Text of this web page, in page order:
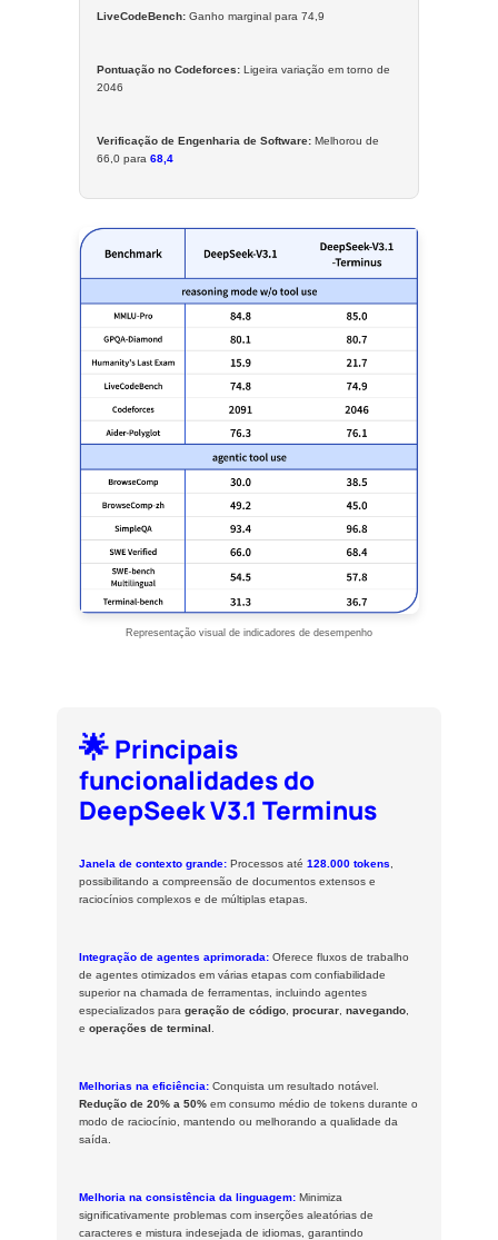
LiveCodeBench: Ganho marginal para 74,9
Pontuação no Codeforces: Ligeira variação em torno de
2046
Verificação de Engenharia de Software: Melhorou de
66,0 para68,4
Representação visual de indicadores de desempenho
🌟Principais
funcionalidades do
DeepSeek V3.1 Terminus
Janela de contexto grande: Processos até128.000 tokens
possibilitando a compreensão de documentos extensos e
raciocínios complexos e de múltiplas etapas.
Integração de agentes aprimorada: Oferece fluxos de trabalho
de agentes otimizados em várias etapas com confiabilidade
superior na chamada de ferramentas, incluindo agentes
especializados parageração de código ,procurar ,navegando
eoperações de terminal
Melhorias na eficiência: Conquista um resultado notável.
Redução de 20% a 50% em consumo médio de tokens durante o
modo de raciocínio, mantendo ou melhorando a qualidade da
saída.
Melhoria na consistência da linguagem: Minimiza
significativamente problemas com inserções aleatórias de
caracteres e mistura indesejada de idiomas, garantindo